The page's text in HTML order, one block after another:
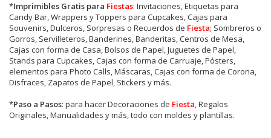
*Imprimibles Gratis para Fiestas: Invitaciones, Etiquetas para
Candy Bar, Wrappers y Toppers para Cupcakes, Cajas para
Souvenirs, Dulceros, Sorpresas o Recuerdos de Fiesta; Sombreros o
Gorros, Servilleteros, Banderines, Banderitas, Centros de Mesa,
Cajas con forma de Casa, Bolsos de Papel, Juguetes de Papel,
Stands para Cupcakes, Cajas con forma de Carruaje, Pósters,
elementos para Photo Calls, Máscaras, Cajas con forma de Corona,
Disfraces, Zapatos de Papel, Stickers y más.
*Paso a Pasos: para hacer Decoraciones de Fiesta, Regalos
Originales, Manualidades y más, todo con moldes y plantillas.